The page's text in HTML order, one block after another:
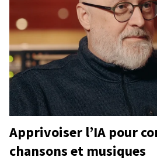
Apprivoiser l’IA pour
chansons et musiques